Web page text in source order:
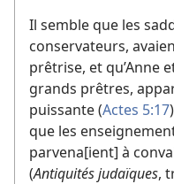
Il semble que les
conservateurs,
prêtrise, et qu’Anne
grands prêtres,
puissante (Actes 5:17
que les
parvena[ient] à
(Antiquités judaïques,